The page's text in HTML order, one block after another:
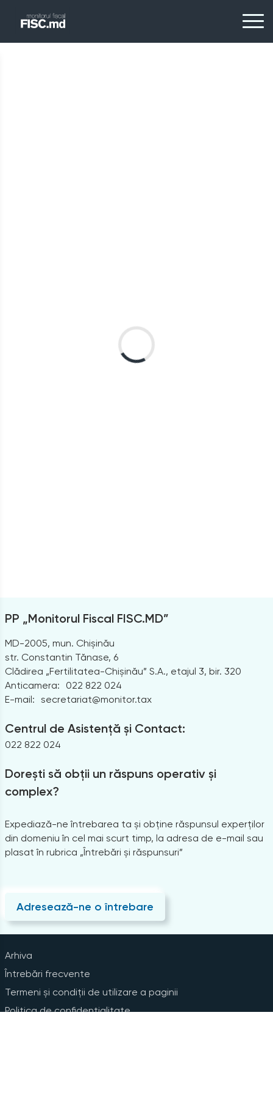
PP „Monitorul Fiscal FISC.MD”
MD-2005, mun. Chișinău
str. Constantin Tănase, 6
Clădirea „Fertilitatea-Chișinău” S.A., etajul 3, bir. 320
Anticamera:
022 822 024
E-mail: secretariat@monitor.tax
Centrul de Asistență și Contact:
022 822 024
Dorești să obții un răspuns operativ și
complex?
Expediază-ne întrebarea ta și obține răspunsul experților
din domeniu în cel mai scurt timp, la adresa de e-mail sau
plasat în rubrica „Întrebări și răspunsuri”
Adresează-ne o întrebare
Arhiva
Întrebări frecvente
Termeni și condiții de utilizare a paginii
Politica de confidențialitate